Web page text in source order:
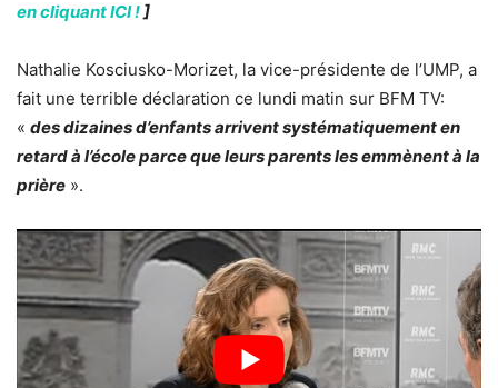
en cliquant ICI !]
Nathalie Kosciusko-Morizet, la vice-présidente de l’UMP, a
fait une terrible déclaration ce lundi matin sur BFM TV:
« des dizaines d’enfants arrivent systématiquement en
retard à l’école parce que leurs parents les emmènent à la
prière ».